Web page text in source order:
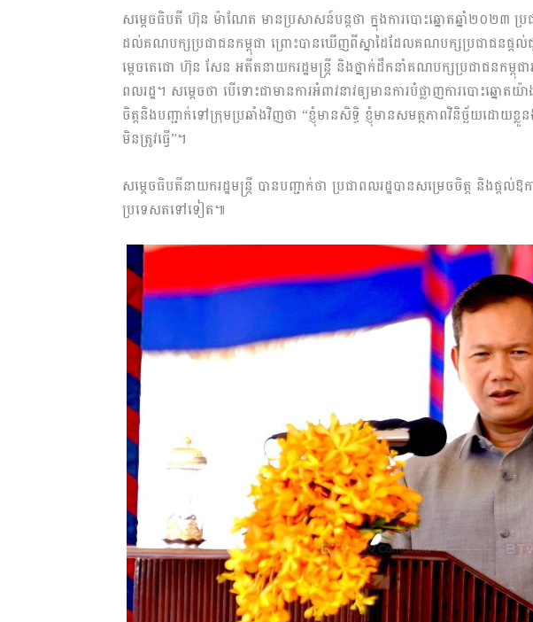
សម្តេចធិបតី ហ៊ុន ម៉ាណែត មានប្រសាសន៍បន្តថា ក្នុងការបោះឆ្នោតឆ្នាំ២០២៣ ប្រ
ដល់គណបក្សប្រជាជនកម្ពុជា ព្រោះបានឃើញពីស្នាដៃដែលគណបក្សប្រជាជនផ្
ម្តេចតេជោ ហ៊ុន សែន អតីតនាយករដ្ឋមន្ត្រី និងថ្នាក់ដឹកនាំគណបក្សប្រជាជនកម្ពុជា
ពលរដ្ឋ។ សម្តេចថា បើទោះជាមានការអំពាវនាវឲ្យមានការបំផ្លាញការបោះឆ្នោត
ចិត្តនិងបញ្ជាក់ទៅក្រុមប្រឆាំងវិញថា “ខ្ញុំមានសិទ្ធិ ខ្ញុំមានសមត្ថភាពវិនិច្ឆ័យដោយខ្
មិនត្រូវធ្វើ”។
សម្តេចធិបតីនាយករដ្ឋមន្ត្រី បានបញ្ជាក់ថា ប្រជាពលរដ្ឋបានសម្រេចចិត្ត និងផ្ត
ប្រទេសតទៅទៀត៕